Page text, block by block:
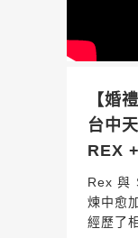
【婚
台中
REX
Rex 與
煉中愈
經歷了